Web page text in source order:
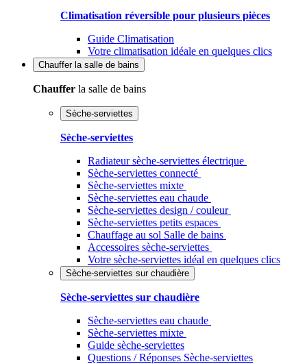
Climatisation réversible pour plusieurs pièces
Guide Climatisation
Votre climatisation idéale en quelques clics
Chauffer la salle de bains
Chauffer la salle de bains
Sèche-serviettes
Sèche-serviettes
Radiateur sèche-serviettes électrique
Sèche-serviettes connecté
Sèche-serviettes mixte
Sèche-serviettes eau chaude
Sèche-serviettes design / couleur
Sèche-serviettes petits espaces
Chauffage au sol Salle de bains
Accessoires sèche-serviettes
Votre sèche-serviettes idéal en quelques clics
Sèche-serviettes sur chaudière
Sèche-serviettes sur chaudière
Sèche-serviettes eau chaude
Sèche-serviettes mixte
Guide sèche-serviettes
Questions / Réponses Sèche-serviettes